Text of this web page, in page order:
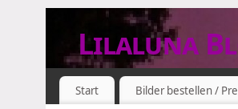
Lilaluna
DAS JETZT IST SCHON
Start Bilder bestellen /